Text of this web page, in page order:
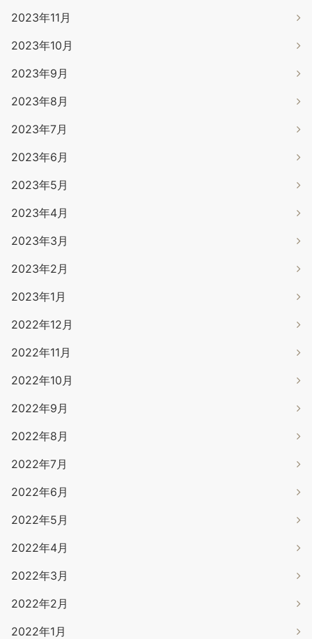
2023年11月
2023年10月
2023年9月
2023年8月
2023年7月
2023年6月
2023年5月
2023年4月
2023年3月
2023年2月
2023年1月
2022年12月
2022年11月
2022年10月
2022年9月
2022年8月
2022年7月
2022年6月
2022年5月
2022年4月
2022年3月
2022年2月
2022年1月